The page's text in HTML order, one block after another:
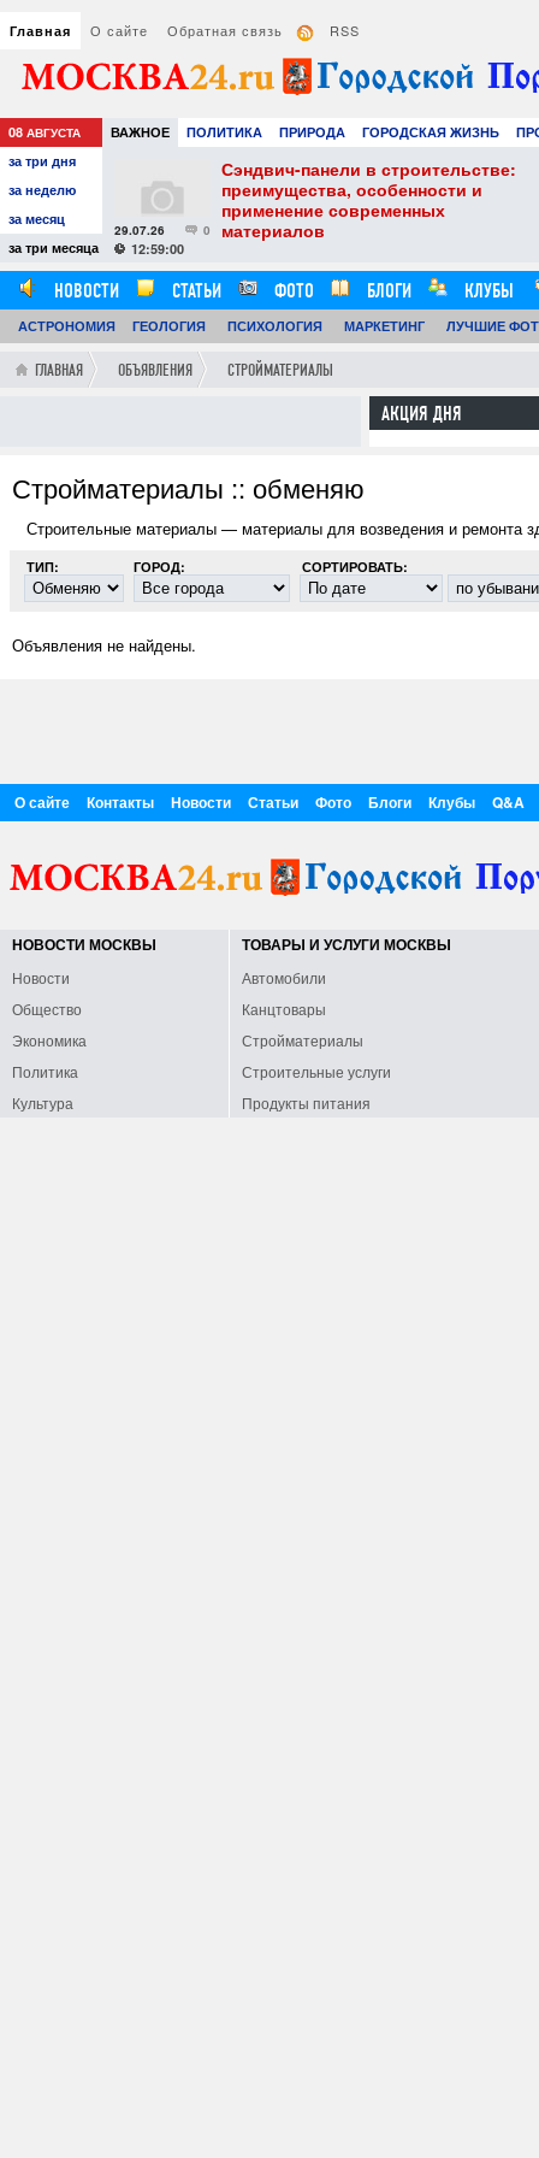
Главная О сайте Обратная связь RSS
08 АВГУСТА ВАЖНОЕ ПОЛИТИКА ПРИРОДА ГОРОДСКАЯ ЖИЗНЬ
ТЕХНОЛОГИИ
за три дня
за неделю
за месяц
за три месяца
советы для
0
29.07.26
12:59:00
Сэндвич-панели в строительстве:
преимущества, особенности и
применение современных
материалов
НОВОСТИ СТАТЬИ ФОТО БЛОГИ
КЛУБЫ
ОБЗОРЫ
ВИДЕОРЕПОРТАЖИ
АСТРОНОМИЯ ГЕОЛОГИЯ ПСИХОЛОГИЯ МАРКЕТИНГ ЛУЧШИЕ
ГЛАВНАЯ ОБЪЯВЛЕНИЯ СТРОЙМАТЕРИАЛЫ
АКЦИЯ ДНЯ
Стройматериалы :: обменяю
Строительные материалы — материалы для возведения и ремонта
ТИП: ГОРОД: СОРТИРОВАТЬ:
Объявления не найдены.
О сайте Контакты Новости Статьи Фото Блоги Клубы Q&A
НОВОСТИ МОСКВЫ
Новости
Общество
Экономика
Политика
Культура
ТОВАРЫ И УСЛУГИ МОСКВЫ
Автомобили
Канцтовары
Стройматериалы
Строительные услуги
Продукты питания